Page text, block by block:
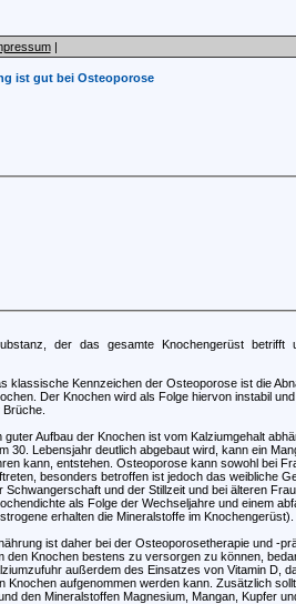
|
ist gut bei Osteoporose
der das gesamte Knochengerüst betrifft
klassische Kennzeichen der Osteoporose ist die
Der Knochen wird als Folge hiervon instabil
Brüche.
guter Aufbau der Knochen ist vom Kalziumgehalt
30. Lebensjahr deutlich abgebaut wird, kann ein
kann, entstehen. Osteoporose kann sowohl bei
besonders betroffen ist jedoch das weibliche
Schwangerschaft und der Stillzeit und bei älteren
als Folge der Wechseljahre und einem
erhalten die Mineralstoffe im Knochengerüst).
ist daher bei der Osteoporosetherapie und -
den Knochen bestens zu versorgen zu können,
außerdem des Einsatzes von Vitamin D,
Knochen aufgenommen werden kann. Zusätzlich
den Mineralstoffen Magnesium, Mangan, Kupfer